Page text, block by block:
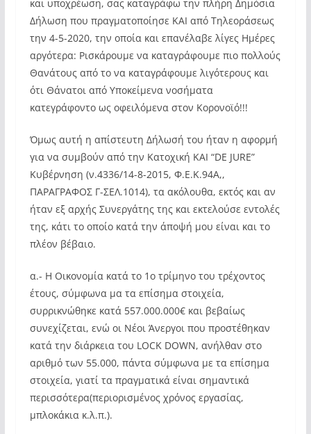
και υποχρέωση, σας καταγράφω την πλήρη Δημόσια
Δήλωση που πραγματοποίησε ΚΑΙ από Τηλεοράσεως
την 4-5-2020, την οποία και επανέλαβε λίγες Ημέρες
αργότερα: Ρισκάρουμε να καταγράφουμε πιο πολλούς
Θανάτους από το να καταγράφουμε λιγότερους και
ότι Θάνατοι από Υποκείμενα νοσήματα
κατεγράφοντο ως οφειλόμενα στον Κορονοϊό!!!
Όμως αυτή η απίστευτη Δήλωσή του ήταν η αφορμή
για να συμβούν από την Κατοχική ΚΑΙ “DE JURE”
Κυβέρνηση (ν.4336/14-8-2015, Φ.Ε.Κ.94Α,,
ΠΑΡΑΓΡΑΦΟΣ Γ-ΣΕΛ.1014), τα ακόλουθα, εκτός και αν
ήταν εξ αρχής Συνεργάτης της και εκτελούσε εντολές
της, κάτι το οποίο κατά την άποψή μου είναι και το
πλέον βέβαιο.
α.- Η Οικονομία κατά το 1ο τρίμηνο του τρέχοντος
έτους, σύμφωνα μα τα επίσημα στοιχεία,
συρρικνώθηκε κατά 557.000.000€ και βεβαίως
συνεχίζεται, ενώ οι Νέοι Άνεργοι που προστέθηκαν
κατά την διάρκεια του LOCK DOWN, ανήλθαν στο
αριθμό των 55.000, πάντα σύμφωνα με τα επίσημα
στοιχεία, γιατί τα πραγματικά είναι σημαντικά
περισσότερα(περιορισμένος χρόνος εργασίας,
μπλοκάκια κ.λ.π.).